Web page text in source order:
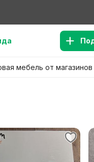
мебель от магазинов